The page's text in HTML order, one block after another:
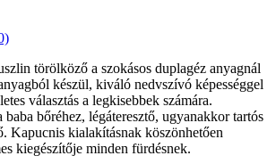
törölköző a szokásos duplagéz anyagnál
készül, kiváló nedvszívó képességgel
választás a legkisebbek számára.
bőréhez, légáteresztő, ugyanakkor tartós
Kapucnis kialakításnak köszönhetően
kiegészítője minden fürdésnek.